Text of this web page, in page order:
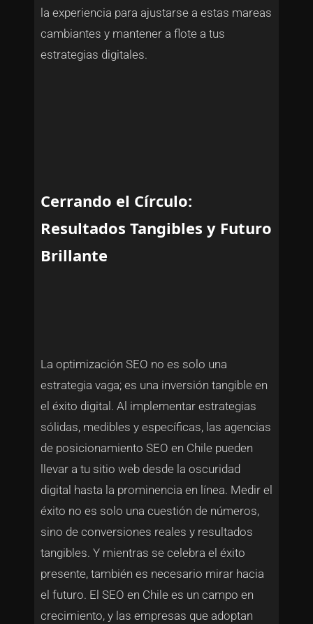
la experiencia para ajustarse a estas mareas
cambiantes y mantener a flote a tus
estrategias digitales.
Cerrando el Círculo:
Resultados Tangibles y Futuro
Brillante
La optimización SEO no es solo una
estrategia vaga; es una inversión tangible en
el éxito digital. Al implementar estrategias
sólidas, medibles y específicas, las agencias
de posicionamiento SEO en Chile pueden
llevar a tu sitio web desde la oscuridad
digital hasta la prominencia en línea. Medir el
éxito no es solo una cuestión de números,
sino de conversiones reales y resultados
tangibles. Y mientras se celebra el éxito
presente, también es necesario mirar hacia
el futuro. El SEO en Chile es un campo en
crecimiento, y las empresas que adoptan